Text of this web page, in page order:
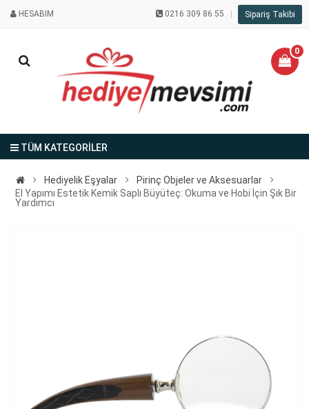
HESABIM 0216 309 86 55 Sipariş Takibi
0
TÜM KATEGORİLER
Hediyelik Eşyalar
Pirinç Objeler ve Aksesuarlar
El Yapımı Estetik Kemik Saplı Büyüteç: Okuma ve Hobi İçin Şık Bir
Yardımcı